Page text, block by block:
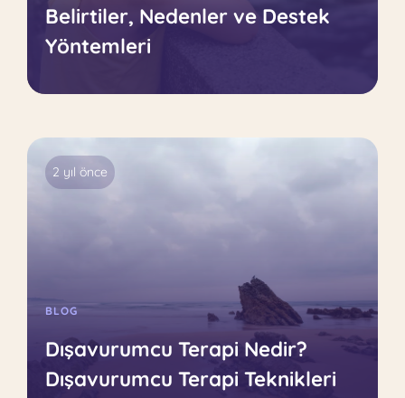
Belirtiler, Nedenler ve Destek
Yöntemleri
2 yıl önce
BLOG
Dışavurumcu Terapi Nedir?
Dışavurumcu Terapi Teknikleri